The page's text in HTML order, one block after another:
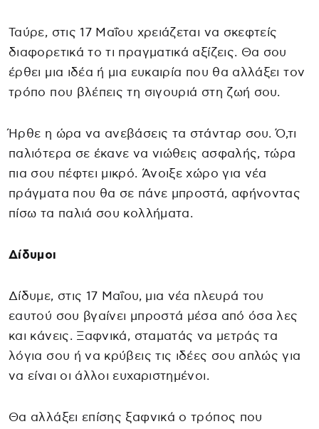
Ταύρε, στις 17 Μαΐου χρειάζεται να σκεφτείς
διαφορετικά το τι πραγματικά αξίζεις. Θα σου
έρθει μια ιδέα ή μια ευκαιρία που θα αλλάξει τον
τρόπο που βλέπεις τη σιγουριά στη ζωή σου.
Ήρθε η ώρα να ανεβάσεις τα στάνταρ σου. Ό,τι
παλιότερα σε έκανε να νιώθεις ασφαλής, τώρα
πια σου πέφτει μικρό. Άνοιξε χώρο για νέα
πράγματα που θα σε πάνε μπροστά, αφήνοντας
πίσω τα παλιά σου κολλήματα.
Δίδυμοι
Δίδυμε, στις 17 Μαΐου, μια νέα πλευρά του
εαυτού σου βγαίνει μπροστά μέσα από όσα λες
και κάνεις. Ξαφνικά, σταματάς να μετράς τα
λόγια σου ή να κρύβεις τις ιδέες σου απλώς για
να είναι οι άλλοι ευχαριστημένοι.
Θα αλλάξει επίσης ξαφνικά ο τρόπος που